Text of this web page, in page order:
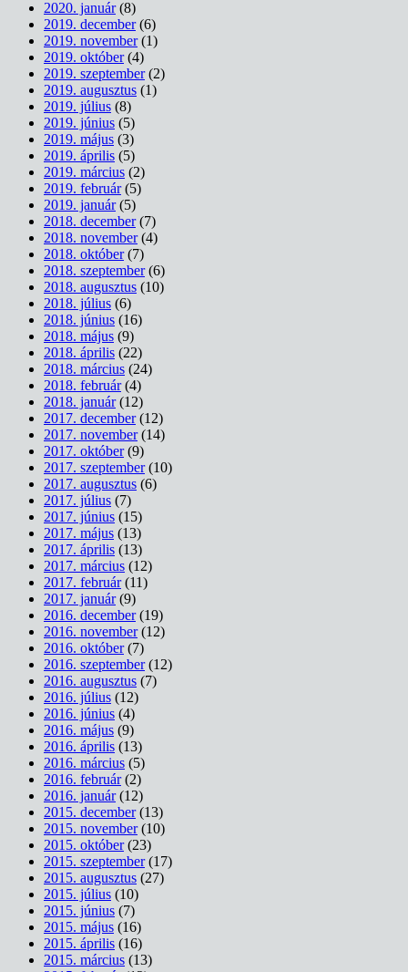
2020. január(8)
2019. december(6)
2019. november(1)
2019. október(4)
2019. szeptember(2)
2019. augusztus (1)
2019. július (8)
2019. június (5)
2019. május (3)
2019. április (5)
2019. március (2)
2019. február(5)
2019. január(5)
2018. december(7)
2018. november(4)
2018. október(7)
2018. szeptember(6)
2018. augusztus (10)
2018. július (6)
2018. június (16)
2018. május (9)
2018. április (22)
2018. március (24)
2018. február(4)
2018. január(12)
2017. december(12)
2017. november(14)
2017. október(9)
2017. szeptember(10)
2017. augusztus (6)
2017. július (7)
2017. június (15)
2017. május (13)
2017. április (13)
2017. március (12)
2017. február(11)
2017. január(9)
2016. december(19)
2016. november(12)
2016. október(7)
2016. szeptember(12)
2016. augusztus (7)
2016. július (12)
2016. június (4)
2016. május (9)
2016. április (13)
2016. március (5)
2016. február(2)
2016. január(12)
2015. december(13)
2015. november(10)
2015. október(23)
2015. szeptember(17)
2015. augusztus (27)
2015. július (10)
2015. június (7)
2015. május (16)
2015. április (16)
2015. március (13)